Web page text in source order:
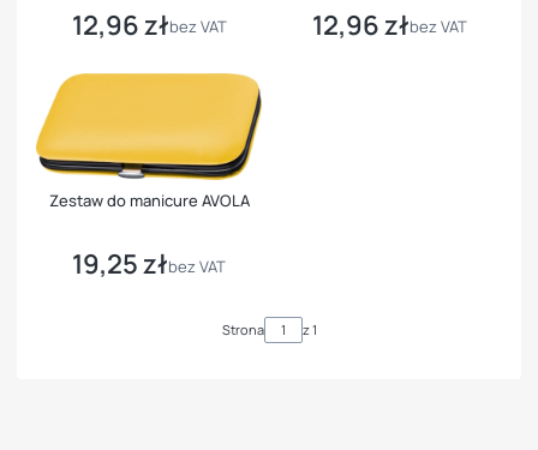
Cena
12,96 złbez VAT Cena
12,96 złbez VAT
Zestaw do manicure AVOLA
Cena
19,25 złbez VAT
Strona z 1